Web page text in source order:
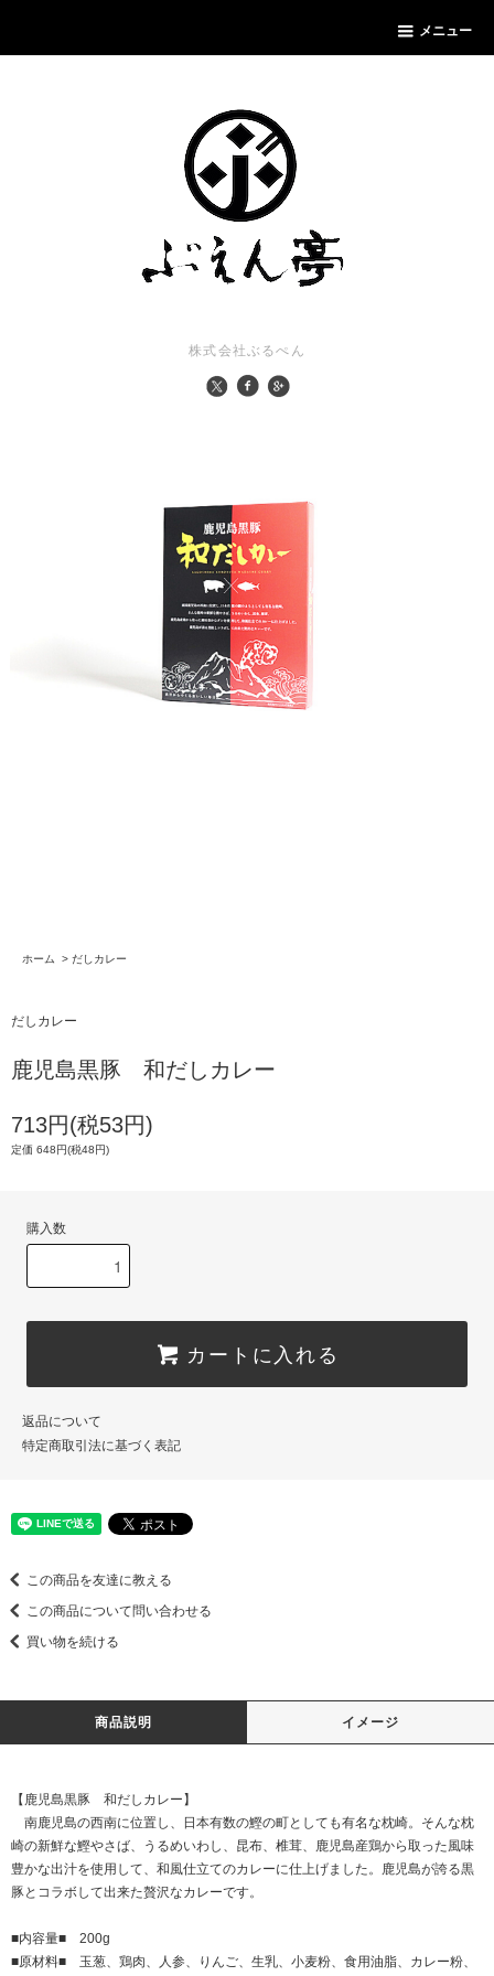
メニュー
株式会社ぶるぺん
ホーム > だしカレー
だしカレー
鹿児島黒豚 和だしカレー
713円(税53円)
定価 648円(税48円)
購入数
カートに入れる
返品について
特定商取引法に基づく表記
この商品を友達に教える
この商品について問い合わせる
買い物を続ける
商品説明 イメージ
【鹿児島黒豚 和だしカレー】
南鹿児島の西南に位置し、日本有数の鰹の町としても有名な枕崎。そんな枕
崎の新鮮な鰹やさば、うるめいわし、昆布、椎茸、鹿児島産鶏から取った風味
豊かな出汁を使用して、和風仕立てのカレーに仕上げました。鹿児島が誇る黒
豚とコラボして出来た贅沢なカレーです。
■内容量■ 200g
■原材料■ 玉葱、鶏肉、人参、りんご、生乳、小麦粉、食用油脂、カレー粉、